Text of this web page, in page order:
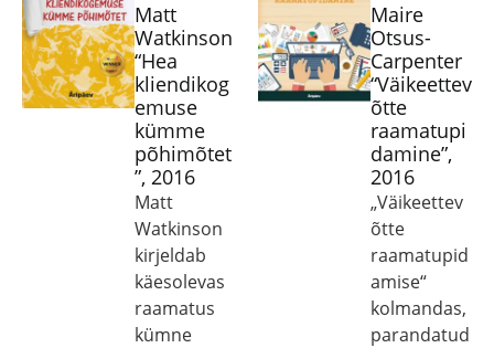
Matt
Watkinson
“Hea
kliendikog
emuse
kümme
põhimõtet
”, 2016
Matt
Watkinson
kirjeldab
käesolevas
raamatus
kümne
Maire
Otsus-
Carpenter
“Väikeettev
õtte
raamatupi
damine”,
2016
„Väikeettev
õtte
raamatupid
amise“
kolmandas,
parandatud